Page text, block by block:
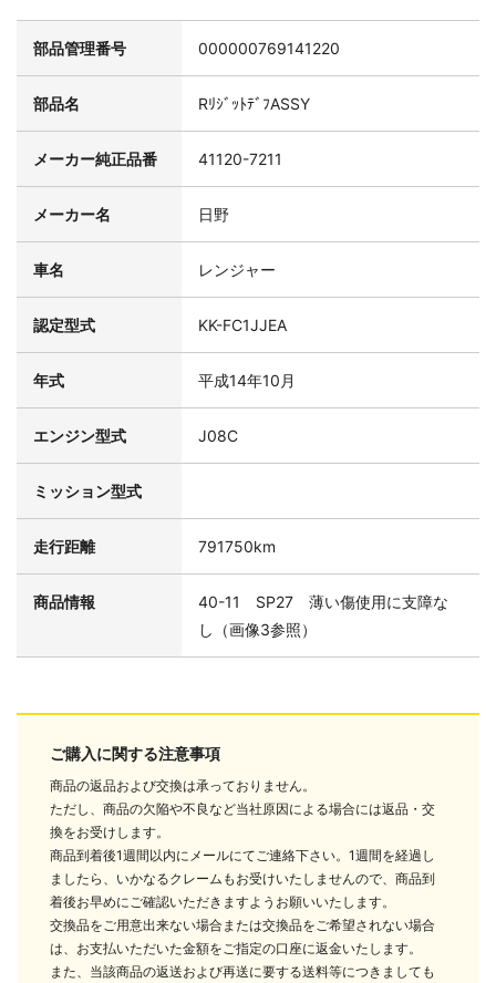
部品管理番号 000000769141220
部品名 RﾘｼﾞｯﾄﾃﾞﾌASSY
メーカー純正品番 41120-7211
メーカー名 日野
車名 レンジャー
認定型式 KK-FC1JJEA
年式 平成14年10月
エンジン型式 J08C
ミッション型式
走行距離 791750km
商品情報
40-11 SP27 薄い傷使用に支障な
し（画像3参照）
ご購入に関する注意事項
商品の返品および交換は承っておりません。
ただし、商品の欠陥や不良など当社原因による場合には返品・交
換をお受けします。
商品到着後1週間以内にメールにてご連絡下さい。1週間を経過し
ましたら、いかなるクレームもお受けいたしませんので、商品到
着後お早めにご確認いただきますようお願いいたします。
交換品をご用意出来ない場合または交換品をご希望されない場合
は、お支払いただいた金額をご指定の口座に返金いたします。
また、当該商品の返送および再送に要する送料等につきましても